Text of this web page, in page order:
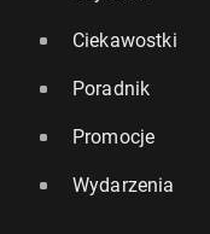
Ciekawostki
Poradnik
Promocje
Wydarzenia